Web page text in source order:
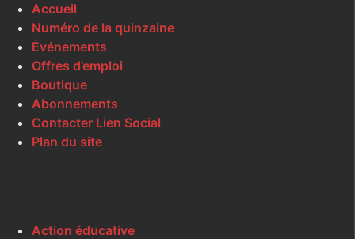
Accueil
Numéro de la quinzaine
Événements
Offres d’emploi
Boutique
Abonnements
Contacter Lien Social
Plan du site
Action éducative